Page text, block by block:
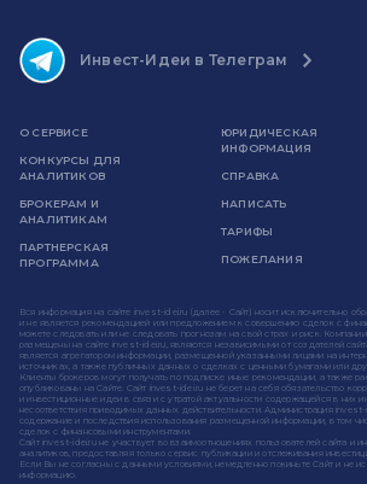
Инвест-Идеи в Телеграм
О СЕРВИСЕ
КОНКУРСЫ ДЛЯ
АНАЛИТИКОВ
БРОКЕРАМ И
АНАЛИТИКАМ
ПАРТНЕРСКАЯ
ПРОГРАММА
ЮРИДИЧЕСКАЯ
ИНФОРМАЦИЯ
СПРАВКА
НАПИСАТЬ
ТАРИФЫ
ПОЖЕЛАНИЯ
Вся информация на сайте invest-idei.ru (далее - Сайт) носит исключительно
и не является рекомендацией или предложением к совершению сделок с
можете следовать или не следовать прогнозам на свой страх и риск.
размещены на сайте invest-idei.ru, являются независимыми от создателей
является агрегатором информации, размещенной указанными лицами на
источниках, а также публичных данных о сделках с ценными бумагами или
Клиенты брокеров могут получать по подписке иные рекомендации, а также
опубликованы на Сайте. Сайт invest-idei.ru не берет на себя обязательство
и инвестиционные идеи в связи с утратой актуальности содержащейся в них
несоответствия приводимых данных действительности. Администрация invest-
содержание и последствия использования размещенной информации, в том
сделок с финансовыми инструментами.
Сайт invest-idei.ru не участвует во взаимоотношениях пользователей сайта и
аналитиков, предоставляя только сервис публикации и отслеживания
Если Вы не согласны с данными условиями, немедленно покиньте Сайт и не
информацию.